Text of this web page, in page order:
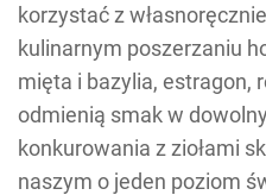
korzystać z
kulinarnym poszerzaniu
mięta i bazylia, estragon,
odmienią smak w
konkurowania z ziołami
naszym o jeden poziom